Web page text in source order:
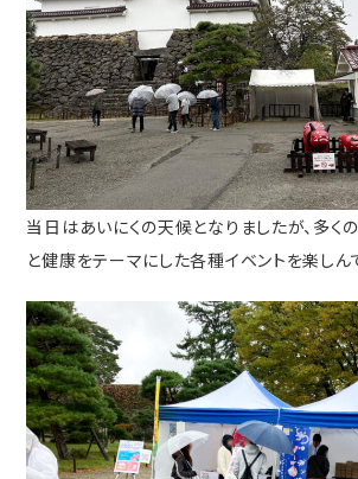
当日はあいにくの天候となりましたが、多く
と健康をテーマにした各種イベントを楽しん